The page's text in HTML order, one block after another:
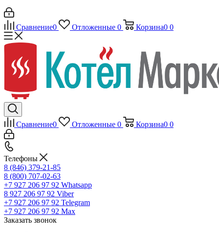
Сравнение0 Отложенные 0 Корзина0 0
Сравнение0 Отложенные 0 Корзина0 0
Телефоны
8 (846) 379-21-85
8 (800) 707-02-63
+7 927 206 97 92 Whatsapp
8 927 206 97 92 Viber
+7 927 206 97 92 Telegram
+7 927 206 97 92 Max
Заказать звонок